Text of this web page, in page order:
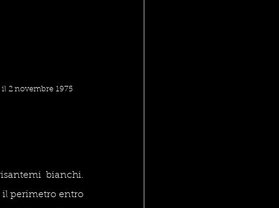
2 novembre 1975
bianchi.
il perimetro entro